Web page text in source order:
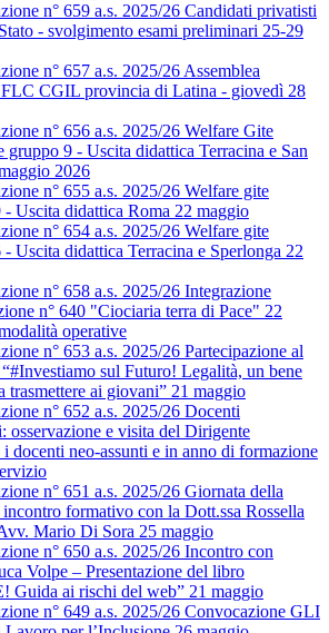
n° 659 a.s. 2025/26 Candidati privatisti
- svolgimento esami preliminari 25-29
n° 657 a.s. 2025/26 Assemblea
FLC CGIL provincia di Latina - giovedì 28
n° 656 a.s. 2025/26 Welfare Gite
gruppo 9 - Uscita didattica Terracina e San
2026
n° 655 a.s. 2025/26 Welfare gite
- Uscita didattica Roma 22 maggio
n° 654 a.s. 2025/26 Welfare gite
- Uscita didattica Terracina e Sperlonga 22
n° 658 a.s. 2025/26 Integrazione
n° 640 "Ciociaria terra di Pace" 22
operative
n° 653 a.s. 2025/26 Partecipazione al
sul Futuro! Legalità, un bene
trasmettere ai giovani” 21 maggio
n° 652 a.s. 2025/26 Docenti
osservazione e visita del Dirigente
i docenti neo-assunti e in anno di formazione
n° 651 a.s. 2025/26 Giornata della
formativo con la Dott.ssa Rossella
Mario Di Sora 25 maggio
n° 650 a.s. 2025/26 Incontro con
Volpe – Presentazione del libro
Guida ai rischi del web” 21 maggio
n° 649 a.s. 2025/26 Convocazione GLI